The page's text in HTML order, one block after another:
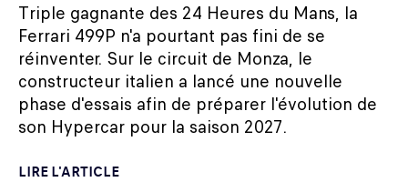
Triple gagnante des 24 Heures du Mans, la
Ferrari 499P n'a pourtant pas fini de se
réinventer. Sur le circuit de Monza, le
constructeur italien a lancé une nouvelle
phase d'essais afin de préparer l'évolution de
son Hypercar pour la saison 2027.
LIRE L'ARTICLE